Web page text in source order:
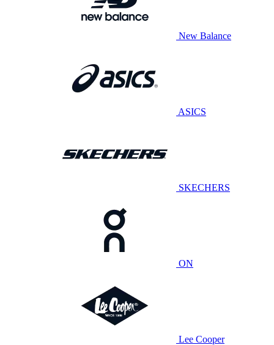
New Balance
ASICS
SKECHERS
ON
Lee Cooper